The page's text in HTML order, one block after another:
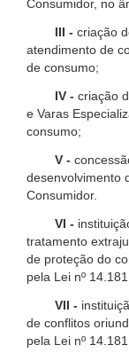
Consumidor, no
III - criação
atendimento de
de consumo;
IV - criação
e Varas
consumo;
V -
desenvolvimento
Consumidor.
VI -
tratamento
de proteção do
pela Lei nº
VII -
de conflitos
pela Lei nº